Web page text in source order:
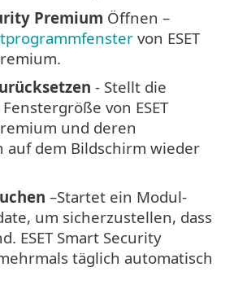
Premium Öffnen –
von ESET
- Stellt die
von ESET
und deren
auf dem Bildschirm wieder
–Startet ein Modul-
um sicherzustellen, dass
ESET Smart Security
täglich automatisch